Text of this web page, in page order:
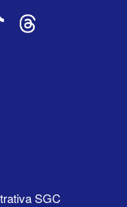
SGC